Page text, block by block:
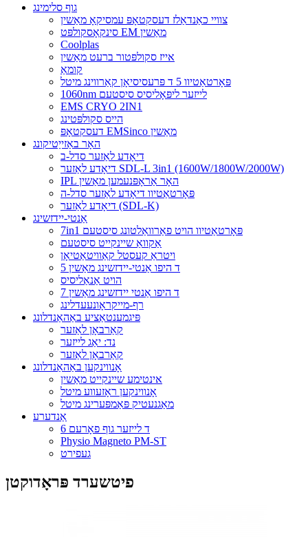
גוף סלימינג
צוויי כאַנדאַלז דעסקטאָפּ עמסיקאָ מאַשין
סינקאָסקולפּט EM מאַשין
Coolplas
אייז סקולפּטור ברעט מאַשין
קומאַ
פּאָרטאַטיוו 5 ד פּרעסיסיאָן קאַרווינג מיטל
1060nm לייזער ליפּאָליסיס סיסטעם
EMS CRYO 2IN1
הייס סקולפּטינג
דעסקטאָפּ EMSinco מאַשין
האָר באַזייַטיקונג
דיאָדע לאַזער סדל-ב
דיאָדע לאַזער SDL-L 3in1 (1600W/1800W/2000W)
IPL האָר אַראָפּנעמען מאַשין
פּאָרטאַטיוו דיאָדע לאַזער סדל-ה
דיאָדע לאַזער (SDL-K)
אַנטי-יידזשינג
7in1 פּאָרטאַטיוו הויט פאַרוואַלטונג סיסטעם
אַקוואַ שיינקייט סיסטעם
ויטראַ קעסטל קאַוויטאַטיאָן
5 ד היפו אַנטי-יידזשינג מאַשין
הויט אַנאַליסיס
7 ד היפו אַנטי יידזשינג מאַשין
רף-מייקראָונעעדלינג
פּיגמענטאַציע באַהאַנדלונג
קאַרבאָן לאַזער
נד: יאַג לייזער
קאַרבאָן לאַזער
אָנווינקען באַהאַנדלונג
אינטימע שיינקייט מאַשין
אָנווינקען ראָזעווע מיטל
מאַגנעטיק פּאַמפּערינג מיטל
אַנדערע
6 ד לייזער גוף פאָרעם
Physio Magneto PM-ST
געפירט
פיטשערד פּראָדוקטן